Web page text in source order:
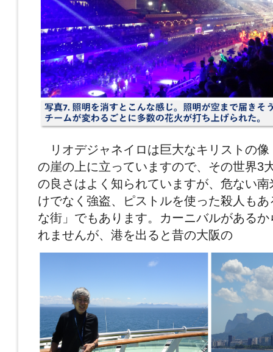
リオデジャネイロは巨大なキリストの像
の崖の上に立っていますので、その世界3
の良さはよく知られていますが、危ない
けでなく強盗、ピストルを使った殺人も
な街」でもあります。カーニバルがある
れませんが、港を出ると昔の大阪の